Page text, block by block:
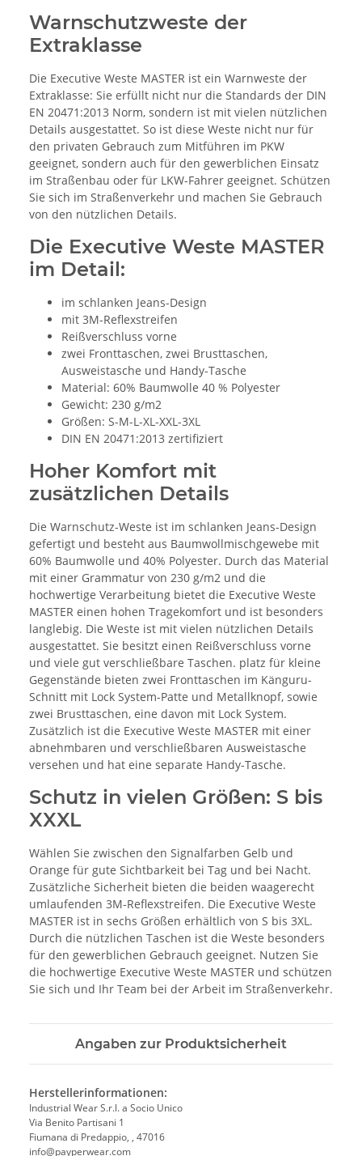
Warnschutzweste der
Extraklasse
Die Executive Weste MASTER ist ein Warnweste der
Extraklasse: Sie erfüllt nicht nur die Standards der DIN
EN 20471:2013 Norm, sondern ist mit vielen nützlichen
Details ausgestattet. So ist diese Weste nicht nur für
den privaten Gebrauch zum Mitführen im PKW
geeignet, sondern auch für den gewerblichen Einsatz
im Straßenbau oder für LKW-Fahrer geeignet. Schützen
Sie sich im Straßenverkehr und machen Sie Gebrauch
von den nützlichen Details.
Die Executive Weste MASTER
im Detail:
im schlanken Jeans-Design
mit 3M-Reflexstreifen
Reißverschluss vorne
zwei Fronttaschen, zwei Brusttaschen,
Ausweistasche und Handy-Tasche
Material: 60% Baumwolle 40 % Polyester
Gewicht: 230 g/m2
Größen: S-M-L-XL-XXL-3XL
DIN EN 20471:2013 zertifiziert
Hoher Komfort mit
zusätzlichen Details
Die Warnschutz-Weste ist im schlanken Jeans-Design
gefertigt und besteht aus Baumwollmischgewebe mit
60% Baumwolle und 40% Polyester. Durch das Material
mit einer Grammatur von 230 g/m2 und die
hochwertige Verarbeitung bietet die Executive Weste
MASTER einen hohen Tragekomfort und ist besonders
langlebig. Die Weste ist mit vielen nützlichen Details
ausgestattet. Sie besitzt einen Reißverschluss vorne
und viele gut verschließbare Taschen. platz für kleine
Gegenstände bieten zwei Fronttaschen im Känguru-
Schnitt mit Lock System-Patte und Metallknopf, sowie
zwei Brusttaschen, eine davon mit Lock System.
Zusätzlich ist die Executive Weste MASTER mit einer
abnehmbaren und verschließbaren Ausweistasche
versehen und hat eine separate Handy-Tasche.
Schutz in vielen Größen: S bis
XXXL
Wählen Sie zwischen den Signalfarben Gelb und
Orange für gute Sichtbarkeit bei Tag und bei Nacht.
Zusätzliche Sicherheit bieten die beiden waagerecht
umlaufenden 3M-Reflexstreifen. Die Executive Weste
MASTER ist in sechs Größen erhältlich von S bis 3XL.
Durch die nützlichen Taschen ist die Weste besonders
für den gewerblichen Gebrauch geeignet. Nutzen Sie
die hochwertige Executive Weste MASTER und schützen
Sie sich und Ihr Team bei der Arbeit im Straßenverkehr.
Angaben zur Produktsicherheit
Herstellerinformationen:
Industrial Wear S.r.l. a Socio Unico
Via Benito Partisani 1
Fiumana di Predappio, , 47016
info@payperwear.com